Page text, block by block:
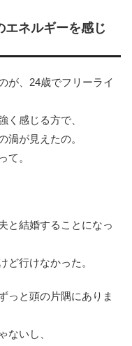
エネルギーを感じ
が、24歳でフリーライ
く感じる方で、
渦が見えたの。
て。
と結婚することになっ
ど行けなかった。
っと頭の片隅にありま
ないし、